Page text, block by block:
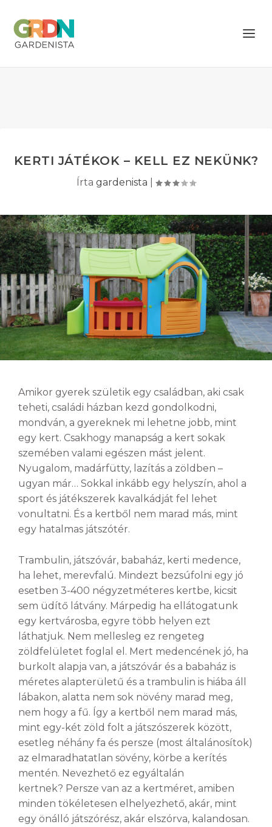
KERTI JÁTÉKOK – KELL EZ NEKÜNK?
Írta gardenista
Amikor gyerek születik egy családban, aki csak
teheti, családi házban kezd gondolkodni,
mondván, a gyereknek mi lehetne jobb, mint
egy kert. Csakhogy manapság a kert sokak
szemében valami egészen mást jelent.
Nyugalom, madárfütty, lazítás a zöldben –
ugyan már… Sokkal inkább egy helyszín, ahol a
sport és játékszerek kavalkádját fel lehet
vonultatni. És a kertből nem marad más, mint
egy hatalmas játszótér.
Trambulin, játszóvár, babaház, kerti medence,
ha lehet, merevfalú. Mindezt bezsúfolni egy jó
esetben 3-400 négyzetméteres kertbe, kicsit
sem üdítő látvány. Márpedig ha ellátogatunk
egy kertvárosba, egyre több helyen ezt
láthatjuk. Nem mellesleg ez rengeteg
zöldfelületet foglal el. Mert medencének jó, ha
burkolt alapja van, a játszóvár és a babaház is
méretes alapterületű és a trambulin is hiába áll
lábakon, alatta nem sok növény marad meg,
nem hogy a fű. Így a kertből nem marad más,
mint egy-két zöld folt a játszószerek között,
esetleg néhány fa és persze (most általánosítok)
az elmaradhatatlan sövény, körbe a kerítés
mentén. Nevezhető ez egyáltalán
kertnek? Persze van az a kertméret, amiben
minden tökéletesen elhelyezhető, akár, mint
egy önálló játszórész, akár elszórva, kalandosan.